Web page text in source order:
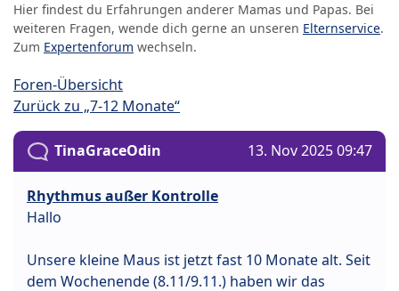
Hier findest du Erfahrungen anderer Mamas und Papas. Bei
weiteren Fragen, wende dich gerne an unseren Elternservice.
Zum Expertenforum wechseln.
Foren-Übersicht
Zurück zu „7-12 Monate“
TinaGraceOdin 13. Nov 2025 09:47
Rhythmus außer Kontrolle
Hallo
Unsere kleine Maus ist jetzt fast 10 Monate alt. Seit
dem Wochenende (8.11/9.11.) haben wir das